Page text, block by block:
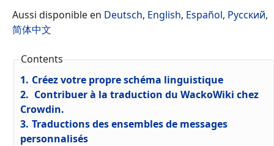
Aussi disponible en Deutsch, English, Español, Русский,
简体中文
Contents
1. Créez votre propre schéma linguistique
2. Contribuer à la traduction du WackoWiki chez
Crowdin.
3. Traductions des ensembles de messages
personnalisés